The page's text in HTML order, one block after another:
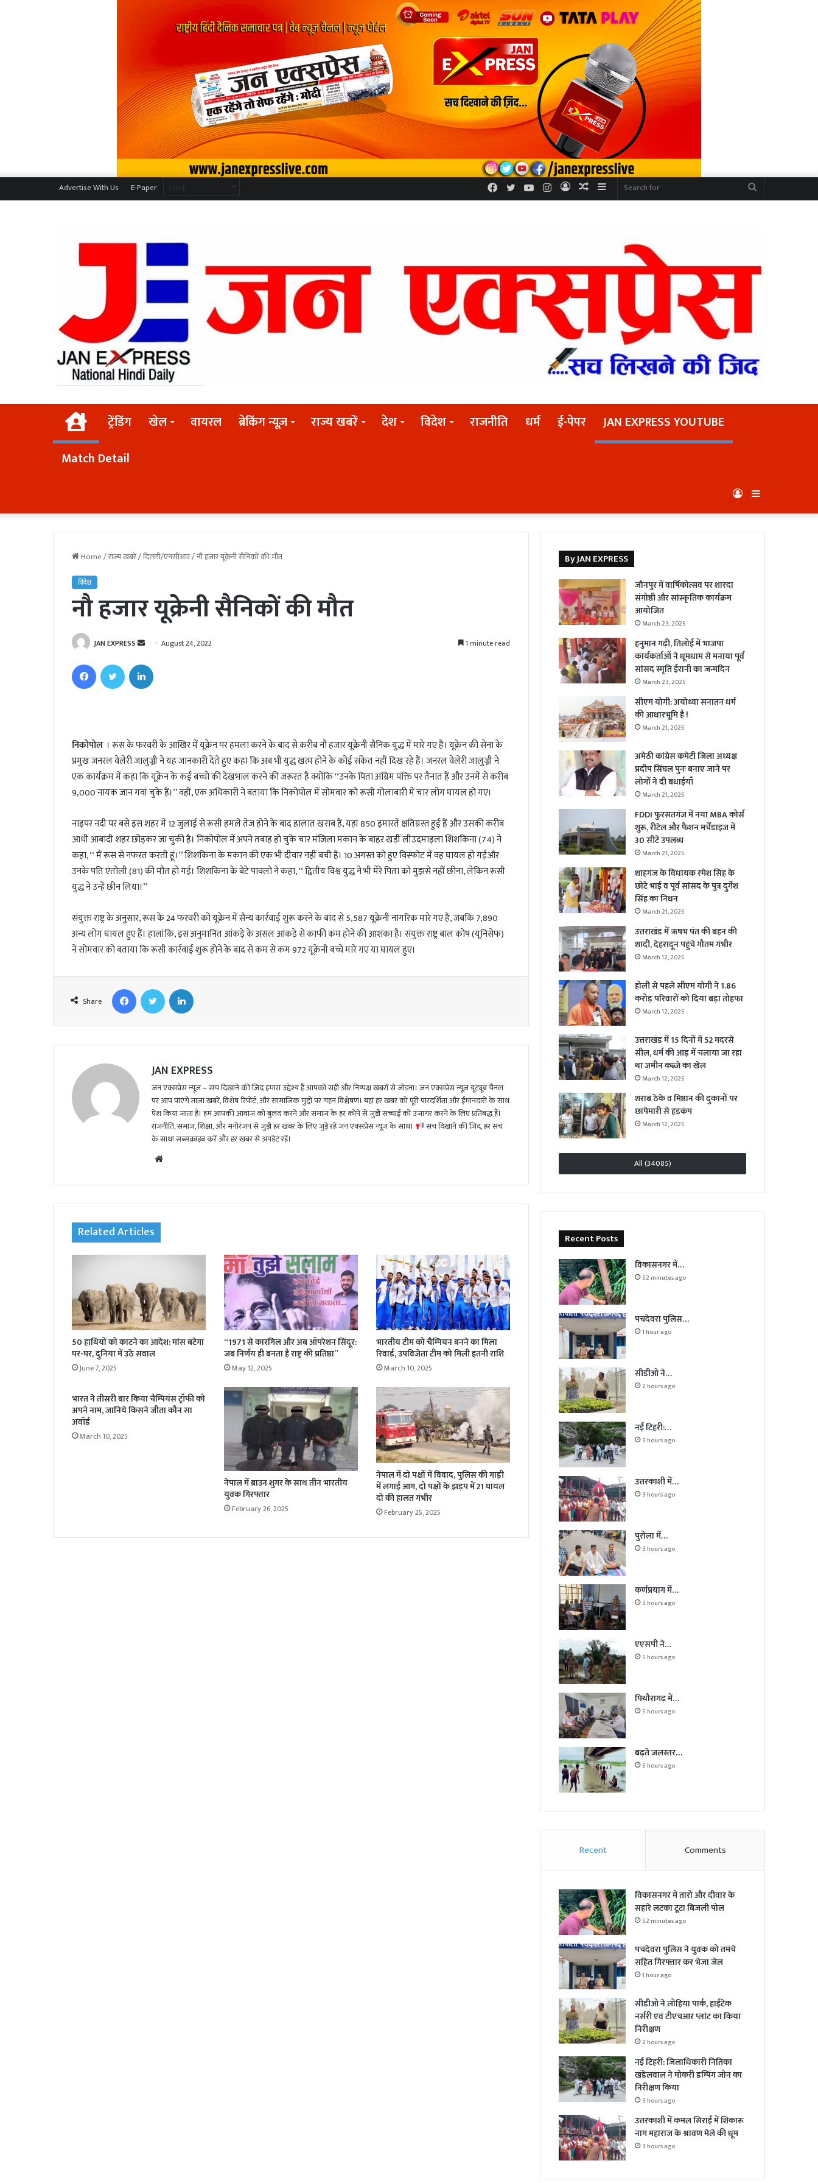
Advertise With Us E-Paper Sidebar
Random
Log
Instagram
YouTube
Twitter
Facebook
Homeट्रेंडिंग खेल वायरल ब्रेकिंग न्यूज़ राज्य खबरें देश विदेश राजनीति धर्म ई-पेपर
JAN EXPRESS YOUTUBE
Match Detail
Log
In
Home/राज्य खबरें/दिल्ली/एनसीआर/नौ हजार यूक्रेनी सैनिकों की मौत
विदेश
नौ हजार यूक्रेनी सैनिकों की मौत
JAN EXPRESS
d
m
a
i
l
August 24, 2022 1 minute read
निकोपोल । रूस के फरवरी के आखिर में यूक्रेन पर हमला करने के बाद से करीब नौ हजार यूक्रेनी सैनिक युद्ध में मारे गए हैं। यूक्रेन की सेना के
प्रमुख जनरल वेलेरी जालुज्नी ने यह जानकारी देते हुए कहा कि अब भी युद्ध खत्म होने के कोई संकेत नहीं दिख रहे हैं। जनरल वेलेरी जालुज्नी ने
एक कार्यक्रम में कहा कि यूक्रेन के कई बच्चों की देखभाल करने की जरूरत है क्योंकि ‘‘उनके पिता अग्रिम पंक्ति पर तैनात हैं और उनमें से करीब
9,000 नायक जान गवां चुके हैं।’’ वहीं, एक अधिकारी ने बताया कि निकोपोल में सोमवार को रूसी गोलाबारी में चार लोग घायल हो गए।
नाइपर नदी पर बसे इस शहर में 12 जुलाई से रूसी हमले तेज होने के बाद हालात खराब हैं, यहां 850 इमारतें क्षतिग्रस्त हुई हैं और उसकी करीब
आधी आबादी शहर छोड़कर जा चुकी है। निकोपोल में अपने तबाह हो चुके चार मंजिला मकान के बाहर खड़ीं लीउदमाइला शिशकिना (74) ने
कहा, ‘‘ मैं रूस से नफरत करती हूं।’’ शिशकिना के मकान की एक भी दीवार नहीं बची है। 10 अगस्त को हुए विस्फोट में वह घायल हो गईंऔर
उनके पति एंतोली (81) की मौत हो गई। शिशकिना के बेटे पावलो ने कहा, ‘‘ द्वितीय विश्व युद्ध ने भी मेरे पिता को मुझसे नहीं छीना, लेकिन रूसी
युद्ध ने उन्हें छीन लिया।’’
संयुक्त राष्ट्र के अनुसार, रूस के 24 फरवरी को यूक्रेन में सैन्य कार्रवाई शुरू करने के बाद से 5,587 यूक्रेनी नागरिक मारे गए हैं, जबकि 7,890
अन्य लोग घायल हुए हैं। हालांकि, इस अनुमानित आंकड़े के असल आंकड़े से काफी कम होने की आशंका है। संयुक्त राष्ट्र बाल कोष (यूनिसेफ)
ने सोमवार को बताया कि रूसी कार्रवाई शुरू होने के बाद से कम से कम 972 यूक्रेनी बच्चे मारे गए या घायल हुए।
Share
JAN EXPRESS
जन एक्सप्रेस न्यूज़ – सच दिखाने की ज़िद हमारा उद्देश्य है आपको सही और निष्पक्ष खबरों से जोड़ना। जन एक्सप्रेस न्यूज़ यूट्यूब चैनल
पर आप पाएंगे ताजा खबरें, विशेष रिपोर्ट, और सामाजिक मुद्दों पर गहन विश्लेषण। यहां हर खबर को पूरी पारदर्शिता और ईमानदारी के साथ
पेश किया जाता है। हम आपकी आवाज़ को बुलंद करने और समाज के हर कोने से जुड़ी सच्चाई को उजागर करने के लिए प्रतिबद्ध हैं।
राजनीति, समाज, शिक्षा, और मनोरंजन से जुड़ी हर खबर के लिए जुड़े रहें जन एक्सप्रेस न्यूज़ के साथ।
सच दिखाने की ज़िद, हर सच
के साथ! सब्सक्राइब करें और हर खबर से अपडेट रहें।
te
Related Articles
50 हाथियों को काटने का आदेश: मांस बंटेगा
घर-घर, दुनिया में उठे सवाल
June 7, 2025
“1971 से कारगिल और अब ऑपरेशन सिंदूर:
जब निर्णय ही बनता है राष्ट्र की प्रतिष्ठा”
May 12, 2025
भारतीय टीम को चैम्पियन बनने का मिला
रिवार्ड, उपविजेता टीम को मिली इतनी राशि
March 10, 2025
भारत ने तीसरी बार किया चैम्पियंस ट्रॉफी को
अपने नाम, जानिये किसने जीता कौन सा
अवॉर्ड
March 10, 2025
नेपाल में ब्राउन शुगर के साथ तीन भारतीय
युवक गिरफ्तार
February 26, 2025
नेपाल में दो पक्षों में विवाद, पुलिस की गाड़ी
में लगाई आग, दो पक्षों के झड़प में 21 घायल
दो की हालत गंभीर
February 25, 2025
By JAN EXPRESS
जौनपुर में वार्षिकोत्सव पर शारदा
संगोष्ठी और सांस्कृतिक कार्यक्रम
आयोजित
March 23, 2025
हनुमान गढ़ी, तिलोई में भाजपा
कार्यकर्ताओं ने धूमधाम से मनाया पूर्व
सांसद स्मृति ईरानी का जन्मदिन
March 23, 2025
सीएम योगी: अयोध्या सनातन धर्म
की आधारभूमि है !
March 21, 2025
अमेठी कांग्रेस कमेटी जिला अध्यक्ष
प्रदीप सिंघल पुनः बनाए जाने पर
लोगों ने दी बधाईयाँ
March 21, 2025
FDDI फुरसतगंज में नया MBA कोर्स
शुरू, रीटेल और फैशन मर्चेंडाइज में
30 सीटें उपलब्ध
March 21, 2025
शाहगंज के विधायक रमेश सिंह के
छोटे भाई व पूर्व सांसद के पुत्र दुर्गेश
सिंह का निधन
March 21, 2025
उत्तराखंड में ऋषभ पंत की बहन की
शादी, देहरादून पहुंचे गौतम गंभीर
March 12, 2025
होली से पहले सीएम योगी ने 1.86
करोड़ परिवारों को दिया बड़ा तोहफा
March 12, 2025
उत्तराखंड में 15 दिनों में 52 मदरसे
सील, धर्म की आड़ में चलाया जा रहा
था जमीन कब्जे का खेल
March 12, 2025
शराब ठेके व मिष्ठान की दुकानों पर
छापेमारी से हड़कंप
March 12, 2025
All (34085)
Recent Posts
विकासनगर में…
52 minutes ago
पचदेवरा पुलिस…
1 hour ago
सीडीओ ने…
2 hours ago
नई टिहरी:…
3 hours ago
उत्तरकाशी में…
3 hours ago
पुरोला में…
3 hours ago
कर्णप्रयाग में…
3 hours ago
एएसपी ने…
5 hours ago
पिथौरागढ़ में…
5 hours ago
बढ़ते जलस्तर…
5 hours ago
Recent Comments
विकासनगर में तारों और दीवार के
सहारे लटका टूटा बिजली पोल
52 minutes ago
पचदेवरा पुलिस ने युवक को तमंचे
सहित गिरफ्तार कर भेजा जेल
1 hour ago
सीडीओ ने लोहिया पार्क, हाईटेक
नर्सरी एवं टीएचआर प्लांट का किया
निरीक्षण
2 hours ago
नई टिहरी: जिलाधिकारी नितिका
खंडेलवाल ने मोकरी डम्पिंग जोन का
निरीक्षण किया
3 hours ago
उत्तरकाशी में कमल सिराईं में शिकारू
नाग महाराज के श्रावण मेले की धूम
3 hours ago